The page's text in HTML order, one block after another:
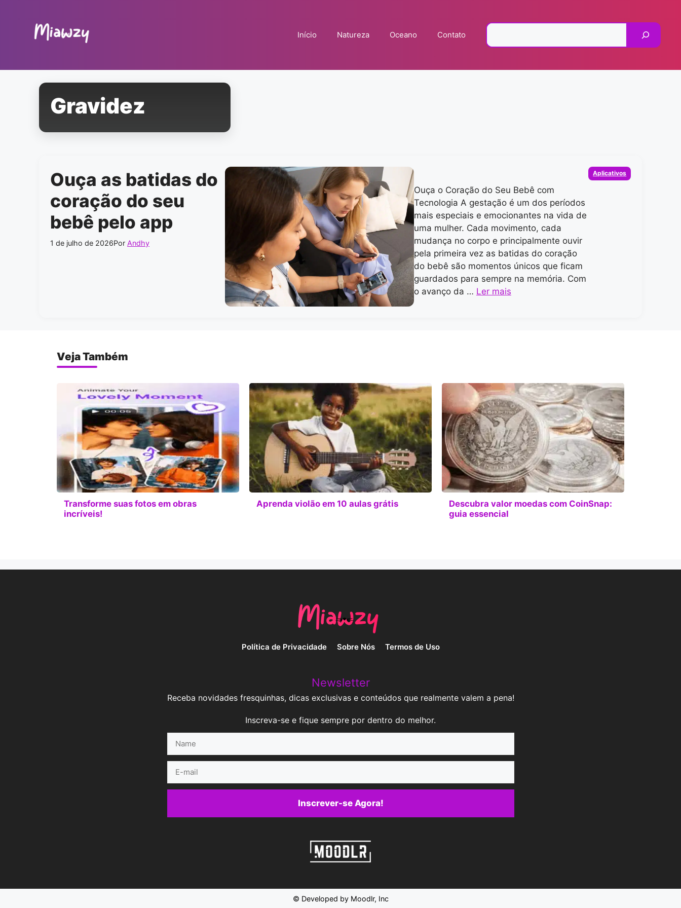
Início Natureza Oceano Contato
Gravidez
Ouça as batidas do
coração do seu
bebê pelo app
1 de julho de 2026Por Andhy
Ouça o Coração do Seu Bebê com
Tecnologia A gestação é um dos períodos
mais especiais e emocionantes na vida de
uma mulher. Cada movimento, cada
mudança no corpo e principalmente ouvir
pela primeira vez as batidas do coração
do bebê são momentos únicos que ficam
guardados para sempre na memória. Com
o avanço da … Ler mais
Categorias
Aplicativos
Veja Também
Transforme suas fotos em obras
incríveis!
Aprenda violão em 10 aulas grátis
Descubra valor moedas com CoinSnap:
guia essencial
Política de Privacidade Sobre Nós Termos de Uso
Newsletter
Receba novidades fresquinhas, dicas exclusivas e conteúdos que realmente valem a pena!
Inscreva-se e fique sempre por dentro do melhor.
mail
Inscrever-se Agora!